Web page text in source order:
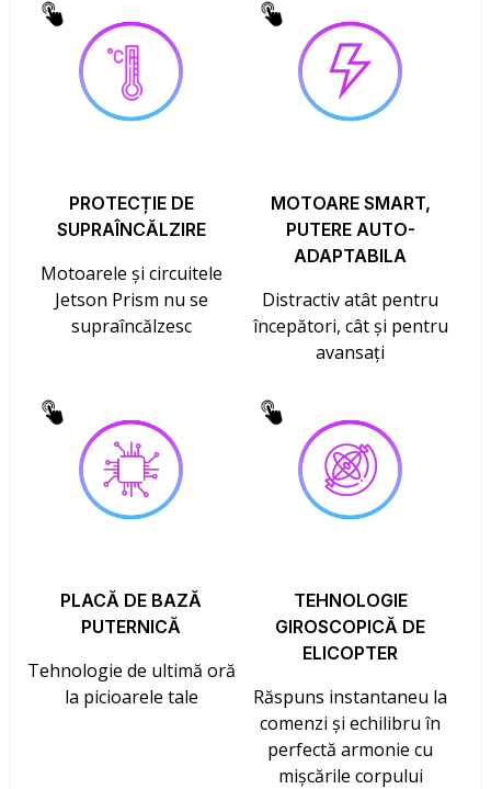
PROTECȚIE DE
SUPRAÎNCĂLZIRE
Motoarele și circuitele
Jetson Prism nu se
supraîncălzesc
MOTOARE SMART,
PUTERE AUTO-
ADAPTABILA
Distractiv atât pentru
începători, cât și pentru
avansați
PLACĂ DE BAZĂ
PUTERNICĂ
Tehnologie de ultimă oră
la picioarele tale
TEHNOLOGIE
GIROSCOPICĂ DE
ELICOPTER
Răspuns instantaneu la
comenzi și echilibru în
perfectă armonie cu
mișcările corpului